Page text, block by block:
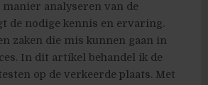
manier analyseren van de
de nodige kennis en ervaring.
zaken die mis kunnen gaan in
In dit artikel behandel ik de
op de verkeerde plaats. Met